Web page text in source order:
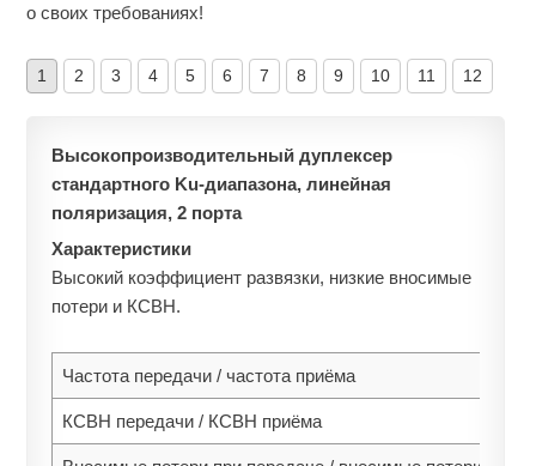
о своих требованиях!
1 2 3 4 5 6 7 8 9 10 11 12
Высокопроизводительный дуплексер
стандартного Ku-диапазона, линейная
поляризация, 2 порта
Характеристики
Высокий коэффициент развязки, низкие вносимые
потери и КСВН.
Частота передачи / частота приёма
КСВН передачи / КСВН приёма